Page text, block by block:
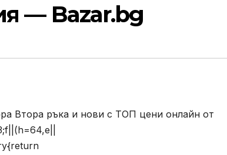
— Bazar.bg
Втора ръка и нови с ТОП цени онлайн от